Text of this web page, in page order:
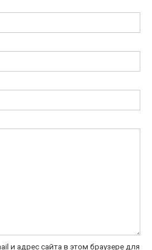
и адрес сайта в этом браузере для